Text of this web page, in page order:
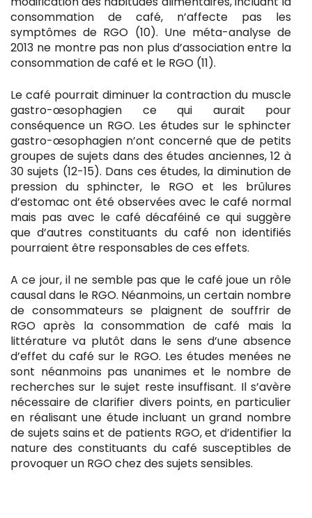
consommation de café, n’affecte pas les
symptômes de RGO (10). Une méta-analyse de
2013 ne montre pas non plus d’association entre la
consommation de café et le RGO (11).
Le café pourrait diminuer la contraction du muscle
gastro-œsophagien ce qui aurait pour
conséquence un RGO. Les études sur le sphincter
gastro-œsophagien n’ont concerné que de petits
groupes de sujets dans des études anciennes, 12 à
30 sujets (12-15). Dans ces études, la diminution de
pression du sphincter, le RGO et les brûlures
d’estomac ont été observées avec le café normal
mais pas avec le café décaféiné ce qui suggère
que d’autres constituants du café non identifiés
pourraient être responsables de ces effets.
A ce jour, il ne semble pas que le café joue un rôle
causal dans le RGO. Néanmoins, un certain nombre
de consommateurs se plaignent de souffrir de
RGO après la consommation de café mais la
littérature va plutôt dans le sens d’une absence
d’effet du café sur le RGO. Les études menées ne
sont néanmoins pas unanimes et le nombre de
recherches sur le sujet reste insuffisant. Il s’avère
nécessaire de clarifier divers points, en particulier
en réalisant une étude incluant un grand nombre
de sujets sains et de patients RGO, et d’identifier la
nature des constituants du café susceptibles de
provoquer un RGO chez des sujets sensibles.